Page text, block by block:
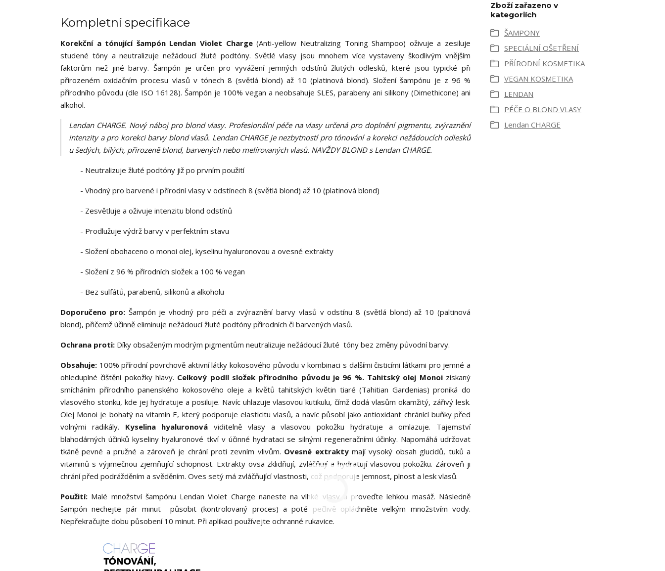
Kompletní specifikace
Korekční a tónující šampón Lendan Violet Charge(Anti-yellow Neutralizing Toning Shampoo) oživuje a zesiluje
studené tóny a neutralizuje nežádoucí žluté podtóny. Světlé vlasy jsou mnohem více vystaveny škodlivým vnějším
faktorům než jiné barvy. Šampón je určen pro vyvážení jemných odstínů žlutých odlesků, které jsou typické při
přirozeném oxidačním procesu vlasů v tónech 8 (světlá blond) až 10 (platinová blond). Složení šampónu je z 96 %
přírodního původu (dle ISO 16128). Šampón je 100% vegan a neobsahuje SLES, parabeny ani silikony (Dimethicone) ani
alkohol.
Lendan CHARGE. Nový náboj pro blond vlasy. Profesionální péče na vlasy určená pro doplnění pigmentu, zvýraznění
intenzity a pro korekci barvy blond vlasů. Lendan CHARGE je nezbytností pro tónování a korekci nežádoucích odlesků
u šedých, bílých, přirozeně blond, barvených nebo melírovaných vlasů. NAVŽDY BLOND s Lendan CHARGE.
- Neutralizuje žluté podtóny již po prvním použití
- Vhodný pro barvené i přírodní vlasy v odstínech 8 (světlá blond) až 10 (platinová blond)
- Zesvětluje a oživuje intenzitu blond odstínů
- Prodlužuje výdrž barvy v perfektním stavu
- Složení obohaceno o monoi olej, kyselinu hyaluronovou a ovesné extrakty
- Složení z 96 % přírodních složek a 100 % vegan
- Bez sulfátů, parabenů, silikonů a alkoholu
Doporučeno pro:Šampón je vhodný pro péči a zvýraznění barvy vlasů v odstínu 8 (světlá blond) až 10 (paltinová
blond), přičemž účinně eliminuje nežádoucí žluté podtóny přírodních či barvených vlasů.
Ochrana proti: Díky obsaženým modrým pigmentům neutralizuje nežádoucí žluté tóny bez změny původní barvy.
Obsahuje: 100% přírodní povrchově aktivní látky kokosového původu v kombinaci s dalšími čisticími látkami pro jemné a
ohleduplné čištění pokožky hlavy. Celkový podíl složek přírodního původu je 96 %. Tahitský olej Monoizískaný
smícháním přírodního panenského kokosového oleje a květů tahitských květin tiaré (Tahitian Gardenias) proniká do
vlasového stonku, kde jej hydratuje a posiluje. Navíc uhlazuje vlasovou kutikulu, čímž dodá vlasům okamžitý, zářivý lesk.
Olej Monoi je bohatý na vitamín E, který podporuje elasticitu vlasů, a navíc působí jako antioxidant chránící buňky před
volnými radikály. Kyselina hyaluronová viditelně vlasy a vlasovou pokožku hydratuje a omlazuje. Tajemství
blahodárných účinků kyseliny hyaluronové tkví v účinné hydrataci se silnými regeneračními účinky. Napomáhá udržovat
tkáně pevné a pružné a zároveň je chrání proti zevním vlivům. Ovesné extraktymají vysoký obsah glucidů, tuků a
vitaminů s výjimečnou zjemňující schopnost. Extrakty ovsa zklidňují, zvláčňují a hydratují vlasovou pokožku. Zároveň ji
chrání před podrážděním a svěděním. Oves setý má zvláčňující vlastnosti, což podporuje jemnost, plnost a lesk vlasů.
Použití: Malé množství šampónu Lendan Violet Charge naneste na vlhké vlasy a proveďte lehkou masáž. Následně
šampón nechejte pár minut působit (kontrolovaný proces) a poté pečlivě opláchněte velkým množstvím vody.
Nepřekračujte dobu působení 10 minut. Při aplikaci používejte ochranné rukavice.
Zboží zařazeno v
kategoriích
ŠAMPONY
SPECIÁLNÍ OŠETŘENÍ
PŘÍRODNÍ KOSMETIKA
VEGAN KOSMETIKA
LENDAN
PÉČE O BLOND VLASY
Lendan CHARGE